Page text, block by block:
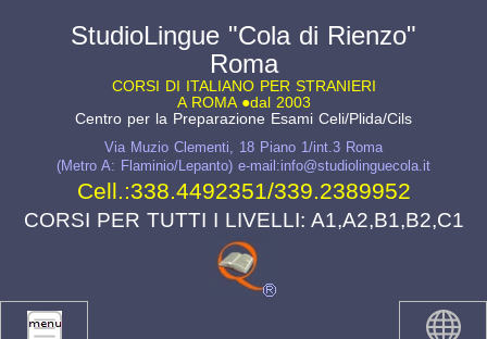
StudioLingue "Cola di Rienzo"
Roma
CORSI DI ITALIANO PER STRANIERI
A ROMA ●dal 2003
Centro per la Preparazione Esami Celi/Plida/Cils
Via Muzio Clementi, 18 Piano 1/int.3 Roma
(Metro A: Flaminio/Lepanto) e-mail:info@studiolinguecola.it
Cell.:338.4492351/339.2389952
CORSI PER TUTTI I LIVELLI: A1,A2,B1,B2,C1